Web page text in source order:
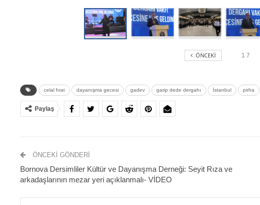
ÖNCEKI 1 7
celal fırat dayanışma gecesi gadev garip dede dergahı İstanbul pirha
Paylaş
ÖNCEKI GÖNDERI
Bornova Dersimliler Kültür ve Dayanışma Derneği: Seyit Rıza ve
arkadaşlarının mezar yeri açıklanmalı- VİDEO